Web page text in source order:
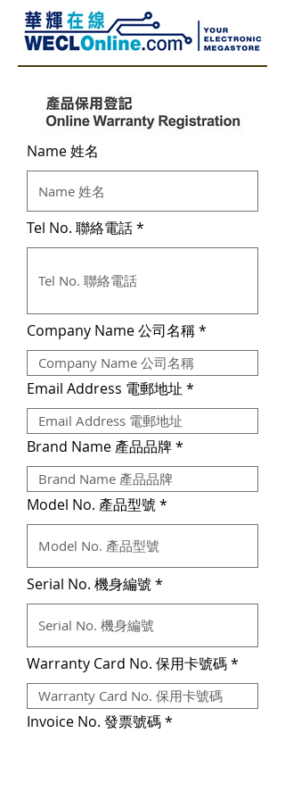
Name 姓名
Tel No. 聯絡電話
Company Name 公司名稱
Email Address 電郵地址
Brand Name 產品品牌
Model No. 產品型號
Serial No. 機身編號
Warranty Card No. 保用卡號碼
Invoice No. 發票號碼